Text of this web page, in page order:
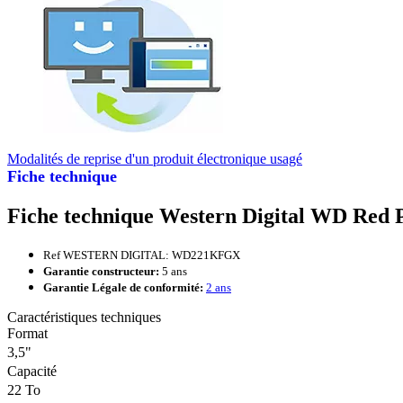
Fiche technique
Modalités de reprise d'un produit électronique usagé
Fiche technique Western Digital WD Red
Ref WESTERN DIGITAL: WD221KFGX
Garantie constructeur: 5 ans
Garantie Légale de conformité: 2 ans
Caractéristiques techniques
Format
3,5"
Capacité
22 To